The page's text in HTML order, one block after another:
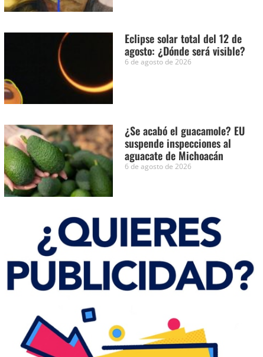
Eclipse solar total del 12 de
agosto: ¿Dónde será visible?
6 de agosto de 2026
¿Se acabó el guacamole? EU
suspende inspecciones al
aguacate de Michoacán
6 de agosto de 2026